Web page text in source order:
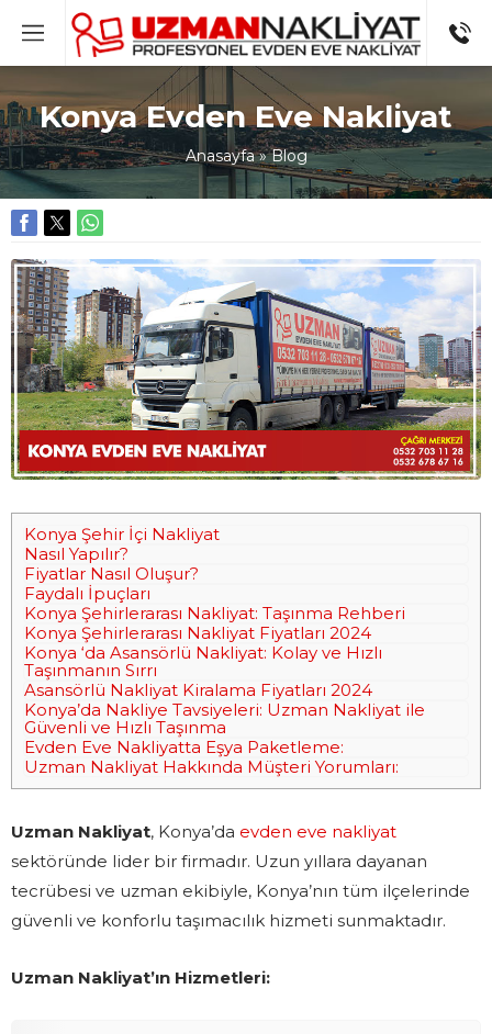
Konya Evden Eve Nakliyat
Anasayfa»Blog
Konya Şehir İçi Nakliyat
Nasıl Yapılır?
Fiyatlar Nasıl Oluşur?
Faydalı İpuçları
Konya Şehirlerarası Nakliyat: Taşınma Rehberi
Konya Şehirlerarası Nakliyat Fiyatları 2024
Konya ‘da Asansörlü Nakliyat: Kolay ve Hızlı
Taşınmanın Sırrı
Asansörlü Nakliyat Kiralama Fiyatları 2024
Konya’da Nakliye Tavsiyeleri: Uzman Nakliyat ile
Güvenli ve Hızlı Taşınma
Evden Eve Nakliyatta Eşya Paketleme:
Uzman Nakliyat Hakkında Müşteri Yorumları:
Uzman Nakliyat, Konya’da evden eve nakliyat
sektöründe lider bir firmadır. Uzun yıllara dayanan
tecrübesi ve uzman ekibiyle, Konya’nın tüm ilçelerinde
güvenli ve konforlu taşımacılık hizmeti sunmaktadır.
Uzman Nakliyat’ın Hizmetleri: